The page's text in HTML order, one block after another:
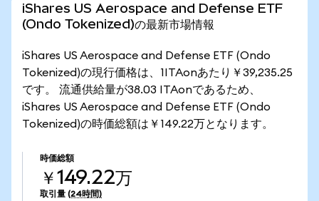
iShares US Aerospace and Defense ETF
(Ondo Tokenized)の最新市場情報
iShares US Aerospace and Defense ETF (Ondo
Tokenized)の現行価格は、1ITAonあたり￥39,235.25
です。 流通供給量が38.03 ITAonであるため、
iShares US Aerospace and Defense ETF (Ondo
Tokenized)の時価総額は￥149.22万となります。
時価総額
￥149.22万
取引量 (24時間)